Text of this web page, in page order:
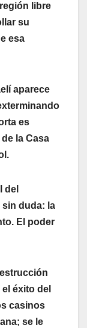
libre
su
esa
aparece
es
la Casa
del
sin duda: la
El poder
éxito del
casinos
se le